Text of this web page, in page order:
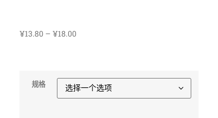
¥13.80 – ¥18.00
规格